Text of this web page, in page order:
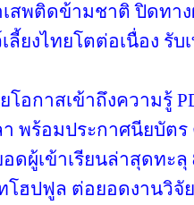
เสพติดข้ามชาติ ปิดท
ยงไทยโตต่อเนื่อง รั
อกาสเข้าถึงความรู้
า พร้อมประกาศนียบั
ดผู้เข้าเรียนล่าสุดทะ
โฮปฟูล ต่อยอดงานวิ